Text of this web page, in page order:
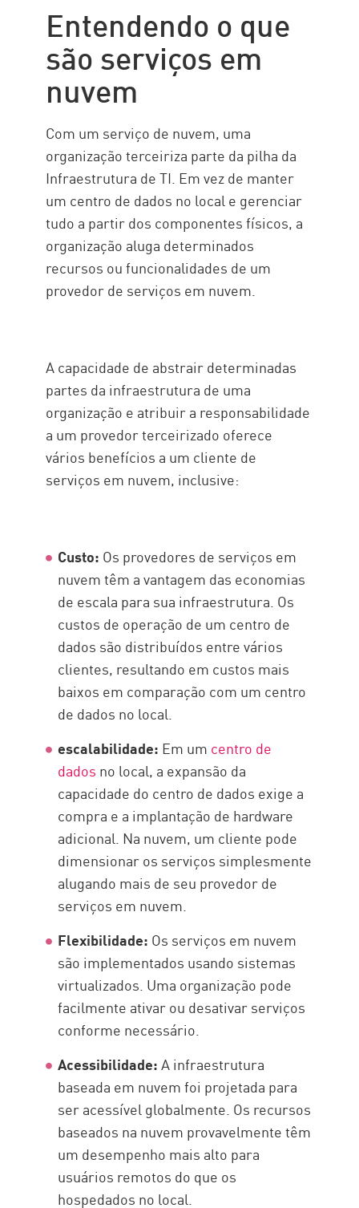
Modelos de serviços em nuvem
Tipos de nuvem
Solução Check Point
Entendendo o que
são serviços em
nuvem
Com um serviço de nuvem, uma
organização terceiriza parte da pilha da
Infraestrutura de TI. Em vez de manter
um centro de dados no local e gerenciar
tudo a partir dos componentes físicos, a
organização aluga determinados
recursos ou funcionalidades de um
provedor de serviços em nuvem.
A capacidade de abstrair determinadas
partes da infraestrutura de uma
organização e atribuir a responsabilidade
a um provedor terceirizado oferece
vários benefícios a um cliente de
serviços em nuvem, inclusive:
Custo: Os provedores de serviços em
nuvem têm a vantagem das economias
de escala para sua infraestrutura. Os
custos de operação de um centro de
dados são distribuídos entre vários
clientes, resultando em custos mais
baixos em comparação com um centro
de dados no local.
escalabilidade: Em um centro de
dados no local, a expansão da
capacidade do centro de dados exige a
compra e a implantação de hardware
adicional. Na nuvem, um cliente pode
dimensionar os serviços simplesmente
alugando mais de seu provedor de
serviços em nuvem.
Flexibilidade: Os serviços em nuvem
são implementados usando sistemas
virtualizados. Uma organização pode
facilmente ativar ou desativar serviços
conforme necessário.
Acessibilidade:A infraestrutura
baseada em nuvem foi projetada para
ser acessível globalmente. Os recursos
baseados na nuvem provavelmente têm
um desempenho mais alto para
usuários remotos do que os
hospedados no local.